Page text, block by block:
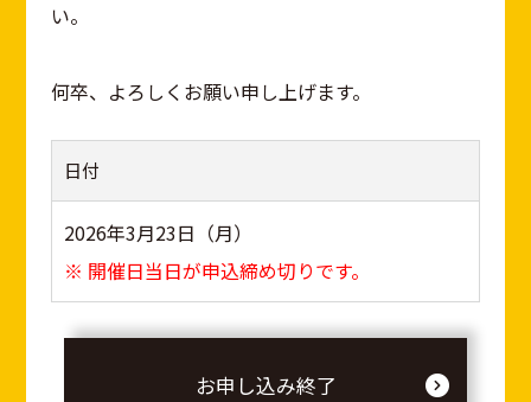
い。
何卒、よろしくお願い申し上げます。
日付
2026年3月23日（月）
※ 開催日当日が申込締め切りです。
お申し込み終了